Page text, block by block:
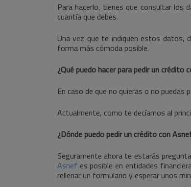
Para hacerlo, tienes que consultar los
cuantía que debes.
Una vez que te indiquen estos datos,
forma más cómoda posible.
¿Qué puedo hacer para pedir un crédito
En caso de que no quieras o no
Actualmente, como te decíamos al
¿Dónde puedo pedir un crédito con
Seguramente ahora te estarás
Asnef es posible en entidades
rellenar un formulario y esperar unos